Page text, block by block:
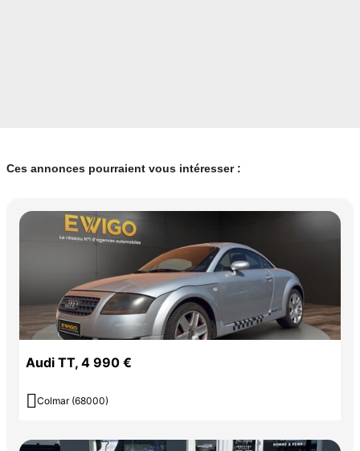
Ces annonces pourraient vous intéresser :
Audi TT, 4 990 €
 Colmar (68000)